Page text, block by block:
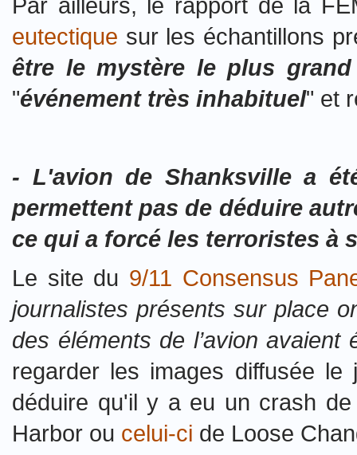
eutectique sur les échantillons
être le mystère le plus
"événement très inhabituel" et
- L'avion de Shanksville a
permettent pas de déduire
ce qui a forcé les terroristes à
Le site du 9/11 Consensus
journalistes présents sur place
des éléments de l’avion
regarder les images diffusée
déduire qu'il y a eu un crash
Harbor ou celui-ci de Loose